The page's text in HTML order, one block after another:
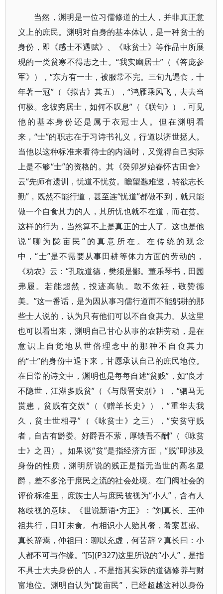
当然，渊明是一位习儒修道的士人，并非真正意
义上的庶民。渊明对自身的基本体认，是一种贫士的
身份，即《感士不遇赋》、《咏贫士》等作品中所展
现的一类贫寒不得志之士。“我实幽居士”（《答庞参
军》），“东方有一士，被服常不完。三旬九遇食，十
年著一冠”（《拟古》其五），“鸿雁乘风飞，去去当
何极。念彼穷居士，如何不叹息”（《联句》），可见
他的基本身份还是属于衣冠士人。但在渊明看
来，“士”的职志在于习诗书礼义，行道以济世拯人。
当他以这种标准来看待士的内涵时，又觉得自己实际
上是不够“士”的资格的。其《癸卯岁始春怀古田舍》
云“先师有遗训，忧道不忧贫。瞻望邈难逮，转欲志长
勤”，既然不能行道，甚至连“忧道”都做不到，就只能
做一个自食其力的人，其所忧也就不在道，而在贫。
这样的行为，当然算不上是真正的士人了。这也是他
说“聊为陇亩民”的真意所在。在传统的观念
中，“士”是不需要从事田耕等体力方面的劳动的，
《劝农》云：“孔耽道德，樊须是鄙。董乐琴书，田园
弗履。若能超然，投迹高轨。敢不敛衽，敬赞德
美。”这一番话，是为因从事习儒行道而不能躬耕的那
些士人说的，认为只有他们可以不自食其力。从这里
也可以看出来，渊明自己甘心从事的农耕劳动，是在
意识上自觉地从世俗理念中的那种不自食其力
的“士”的身份中退下来，甘愿承认自己的庶民地位。
在日常的诗文中，渊明也是每每自述“贫贱”，如“良才
不隐世，江湖多贱贫”（《与殷晋安别》），“驷马无
贳患，贫贱有交娱”（《赠羊长史》），“重华去我
久，贫士世相寻”（《咏贫士》之三），“安贫守贱
者，自古有黔娄。好爵吾不萦，厚馈吾不酬”（《咏贫
士》之四）。如果说“贫”是指经济方面，“贱”即涉及
身份的性质，渊明所说的贱正是指无当世的高名显
爵，差不多沦于庶民之流的社会处境。在门阀社会的
评价标准里，庶族士人与庶民被视为“小人”，含有人
格歧视的意味。《世说新语•方正》：“刘真长、王仲
祖共行，日旰未食。有相识小人贻其餐，肴案甚盛。
真长辞焉，仲祖曰：聊以充虚，何苦辞？真长曰：小
人都不可与作缘。”[5](P327)这里所说的“小人”，是指
不具士大夫身份的人，不是指其实际的道德修养与财
富地位。渊明自认为“陇亩民”，已经超越这种以身份